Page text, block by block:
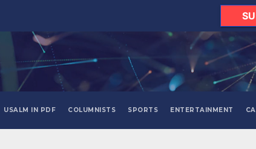
USALM IN PDF COLUMNISTS SPORTS ENTERTAINMENT